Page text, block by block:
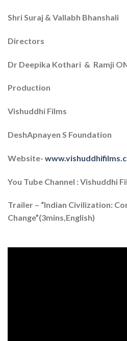
Shri Suraj & Vallabh Bhanshali
Directors
Dr Deepika Kothari & Ramji
Production
Vishuddhi Films
DeshApnayen S Foundation
Website-
You Tube Channel : Vishuddhi
Trailer – “Indian Civilization:
Change”(3mins,English)